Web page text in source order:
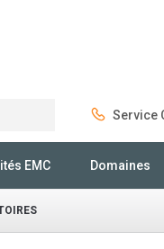
Service
EMC Domaines